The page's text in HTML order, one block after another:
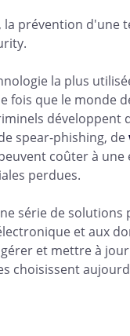
prévention d'une
la plus
fois que le monde
développent
spear-phishing, de
coûter à une
perdues.
série de solutions
et aux
et mettre à
choisissent